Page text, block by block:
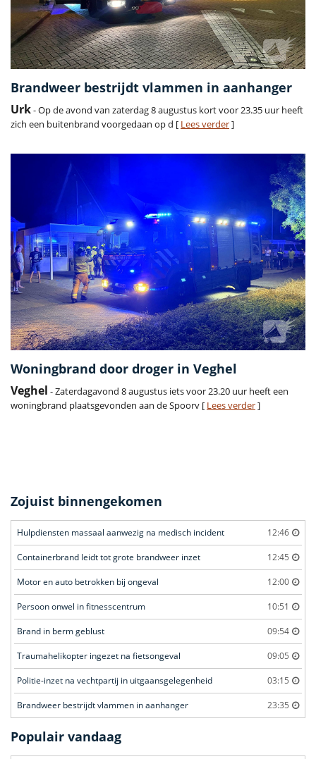
Brandweer bestrijdt vlammen in aanhanger
Urk- Op de avond van zaterdag 8 augustus kort voor 23.35 uur heeft
zich een buitenbrand voorgedaan op d [ Lees verder]
Woningbrand door droger in Veghel
Veghel - Zaterdagavond 8 augustus iets voor 23.20 uur heeft een
woningbrand plaatsgevonden aan de Spoorv [ Lees verder]
Zojuist binnengekomen
Hulpdiensten massaal aanwezig na medisch incident 12:46
Containerbrand leidt tot grote brandweer inzet 12:45
Motor en auto betrokken bij ongeval 12:00
Persoon onwel in fitnesscentrum 10:51
Brand in berm geblust 09:54
Traumahelikopter ingezet na fietsongeval 09:05
Politie-inzet na vechtpartij in uitgaansgelegenheid 03:15
Brandweer bestrijdt vlammen in aanhanger 23:35
Populair vandaag